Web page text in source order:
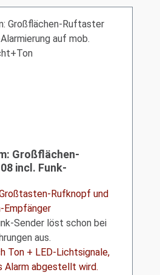
Großflächen-
incl. Funk-
Rufknopf und
Empfänger
Sender löst schon bei
aus.
Ton + LED-Lichtsignale,
Alarm abgestellt wird.